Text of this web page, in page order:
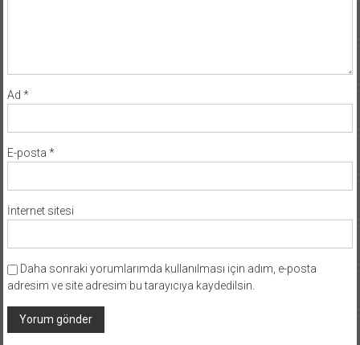
Ad *
E-posta *
İnternet sitesi
Daha sonraki yorumlarımda kullanılması için adım, e-posta
adresim ve site adresim bu tarayıcıya kaydedilsin.